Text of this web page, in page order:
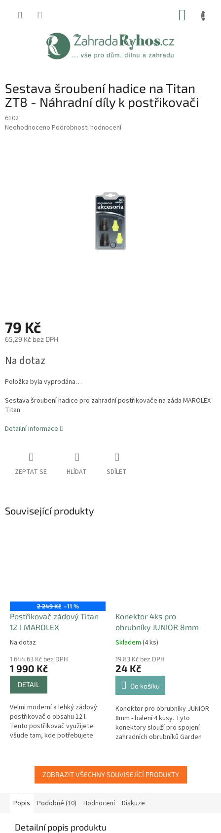
Sestava šroubení hadice na Titan
ZT8 - Náhradní díly k postřikovači
6102
Průměrné
Neohodnoceno Podrobnosti hodnocení
79 Kč
65,29 Kč bez DPH
cena:
Na dotaz
Položka byla vyprodána…
Sestava šroubení hadice pro zahradní postřikovače na záda MAROLEX
Titan.
Detailní informace
ZEPTAT SE HLÍDAT SDÍLET
Související produkty
2 249 Kč –11 %
Postřikovač zádový Titan
12 l MAROLEX
Na dotaz
1 644,63 Kč bez DPH
1 990 Kč
DETAIL
Velmi moderní a lehký zádový
postřikovač o obsahu 12 l.
Tento postřikovač využijete
všude tam, kde potřebujete
Konektor 4ks pro
obrubníky JUNIOR 8mm
Skladem (4 ks)
19,83 Kč bez DPH
24 Kč
Do košíku
Konektor pro obrubníky JUNIOR
8mm - balení 4 kusy. Tyto
konektory slouží pro spojení
zahradních obrubníků Garden
a délky...
ZOBRAZIT VŠECHNY SOUVISEJÍCÍ PRODUKTY
Popis Podobné (10) Hodnocení Diskuze
Detailní popis produktu